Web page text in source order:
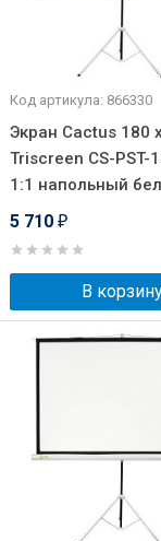
Код артикула: 866330
Экран Cactus 180
Triscreen CS-PST-
1:1 напольный
5 710 ₽
В